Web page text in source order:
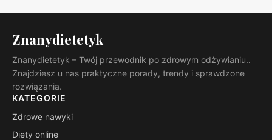
Znanydietetyk
Znanydietetyk – Twój przewodnik po zdrowym odżywianiu..
Znajdziesz u nas praktyczne porady, trendy i sprawdzone
rozwiązania.
KATEGORIE
Zdrowe nawyki
Diety online